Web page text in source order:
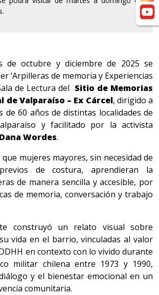
de octubre y diciembre de 2025 se
‘Arpilleras de memoria y Experiencias
de Lectura del Sitio de Memorias
de Valparaíso – Ex Cárcel, dirigido a
de 60 años de distintas localidades de
y facilitado por la activista
Dana Wordes.
mujeres mayores, sin necesidad de
de costura, aprendieran la
de manera sencilla y accesible, por
de memoria, conversación y trabajo
construyó un relato visual sobre
vida en el barrio, vinculadas al valor
en contexto con lo vivido durante
militar chilena entre 1973 y 1990,
y el bienestar emocional en un
comunitaria.